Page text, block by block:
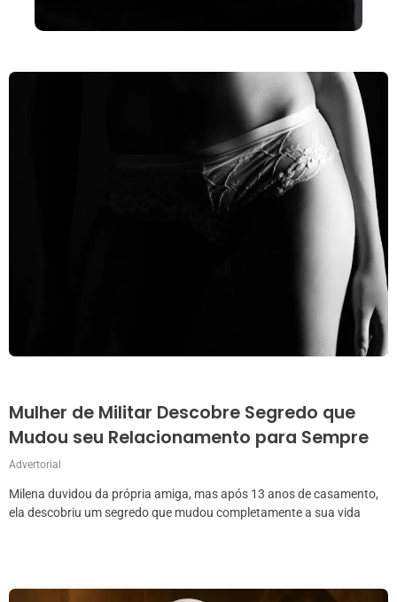
Mulher de Militar Descobre Segredo que
Mudou seu Relacionamento para Sempre
Advertorial
Milena duvidou da própria amiga, mas após 13 anos de casamento,
ela descobriu um segredo que mudou completamente a sua vida